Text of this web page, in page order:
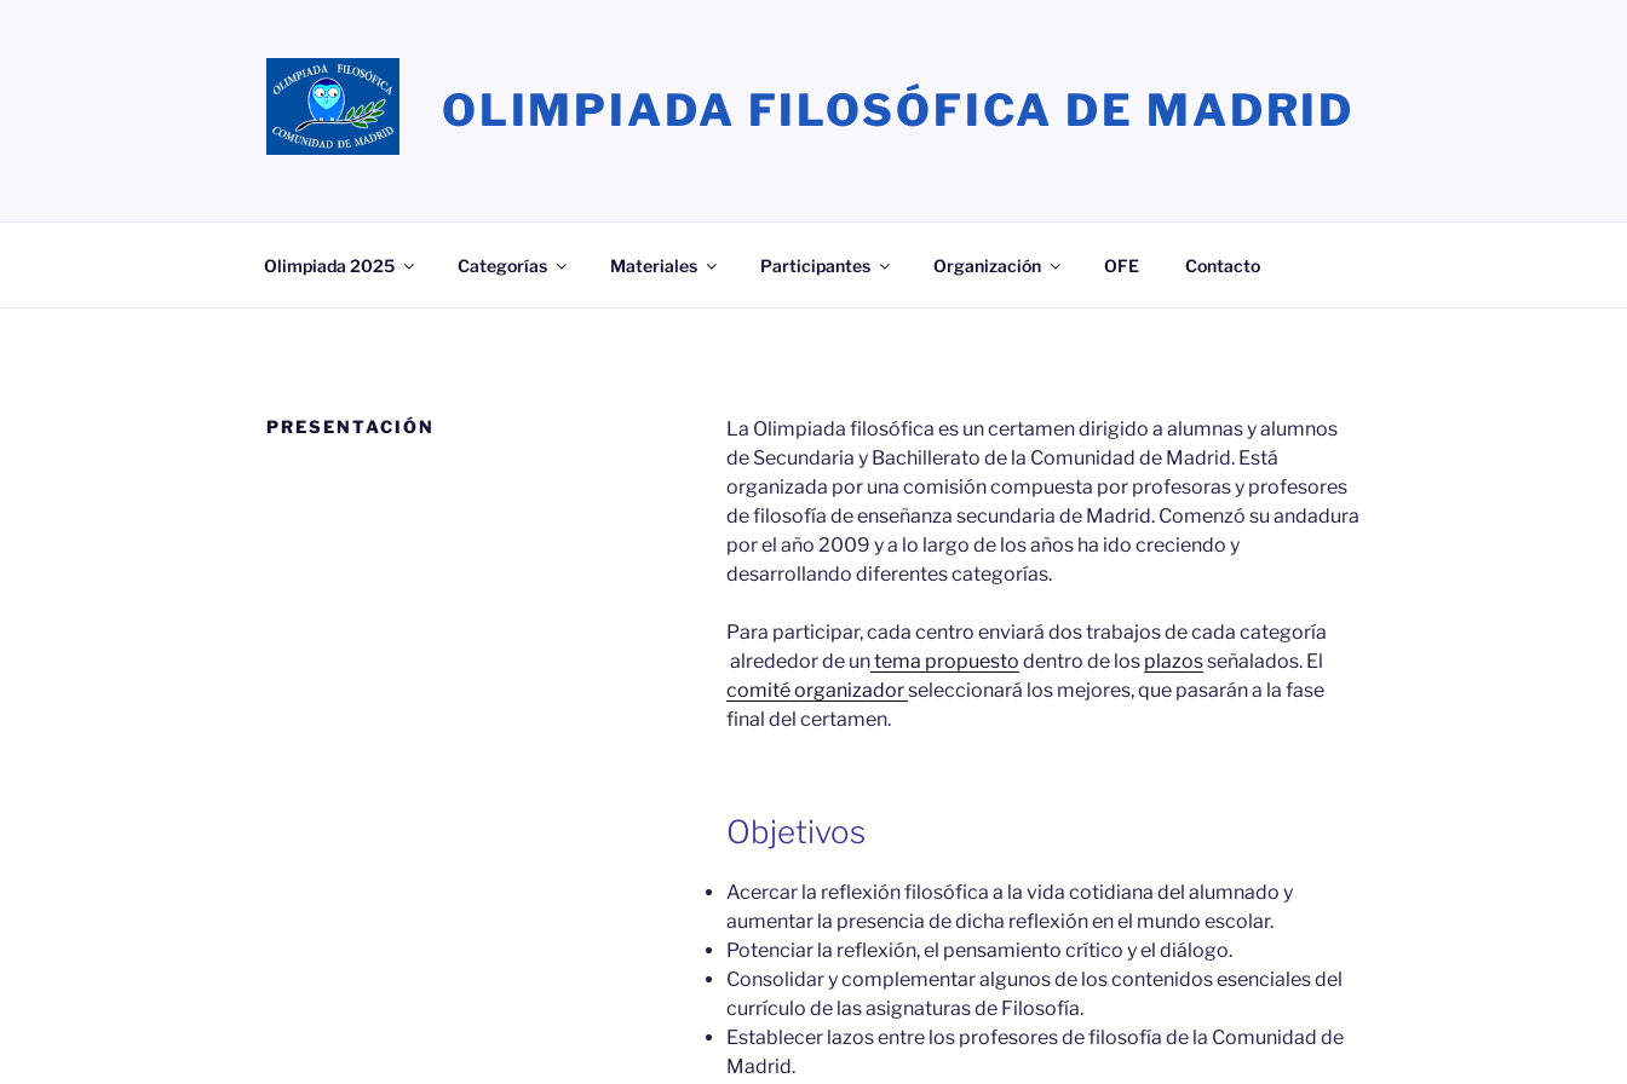
OLIMPIADA FILOSÓFICA DE MADRID
Olimpiada 2025 Categorías Materiales Participantes Organización OFE Contacto
PRESENTACIÓN
La Olimpiada filosófica es un certamen dirigido a alumnas y alumnos
de Secundaria y Bachillerato de la Comunidad de Madrid. Está
organizada por una comisióncompuesta por profesoras y profesores
de filosofía de enseñanza secundaria de Madrid. Comenzó su andadura
por el año 2009 y a lo largo de los años ha ido creciendo y
desarrollando diferentes categorías.
Para participar, cada centro enviará dos trabajos de cada categoría
alrededor de untema propuesto dentro de los plazosseñalados. El
comité organizadorseleccionará los mejores, que pasarán a la fase
final del certamen.
Objetivos
Acercar la reflexión filosófica a la vida cotidiana del alumnado y
aumentar la presencia de dicha reflexión en el mundo escolar.
Potenciar la reflexión, el pensamiento crítico y el diálogo.
Consolidar y complementar algunos de los contenidos esenciales del
currículo de las asignaturas de Filosofía.
Establecer lazos entre los profesores de filosofía de la Comunidad de
Madrid.